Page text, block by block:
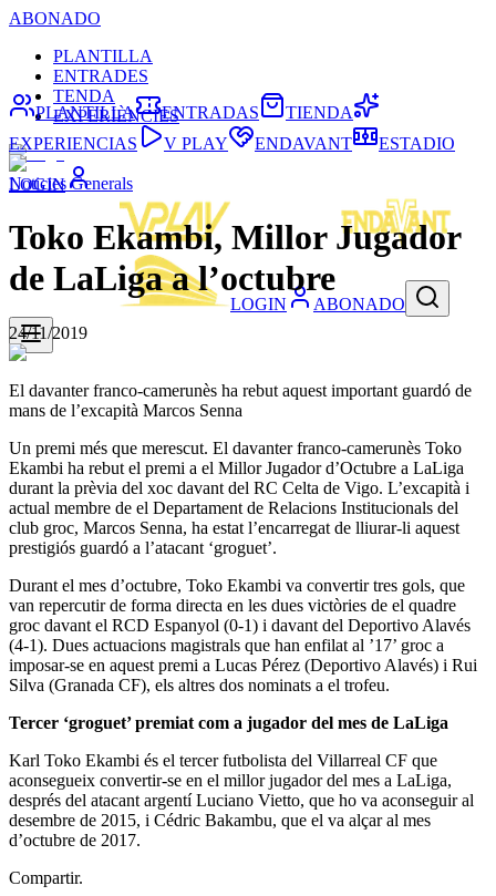
ABONADO
PLANTILLA
ENTRADES
TENDA
EXPERIÈNCIES
LOGIN
LOGIN ABONADO
PLANTILLA ENTRADAS
TIENDA
EXPERIENCIAS
V PLAY ENDAVANT ESTADIO
Noticies Generals
Toko Ekambi, Millor Jugador
de LaLiga a l’octubre
24/11/2019
El davanter franco-camerunès ha rebut aquest important guardó de
mans de l’excapità Marcos Senna
Un premi més que merescut. El davanter franco-camerunès Toko
Ekambi ha rebut el premi a el Millor Jugador d’Octubre a LaLiga
durant la prèvia del xoc davant del RC Celta de Vigo. L’excapità i
actual membre de el Departament de Relacions Institucionals del
club groc, Marcos Senna, ha estat l’encarregat de lliurar-li aquest
prestigiós guardó a l’atacant ‘groguet’.
Durant el mes d’octubre, Toko Ekambi va convertir tres gols, que
van repercutir de forma directa en les dues victòries de el quadre
groc davant el RCD Espanyol (0-1) i davant del Deportivo Alavés
(4-1). Dues actuacions magistrals que han enfilat al ’17’ groc a
imposar-se en aquest premi a Lucas Pérez (Deportivo Alavés) i Rui
Silva (Granada CF), els altres dos nominats a el trofeu.
Tercer ‘groguet’ premiat com a jugador del mes de LaLiga
Karl Toko Ekambi és el tercer futbolista del Villarreal CF que
aconsegueix convertir-se en el millor jugador del mes a LaLiga,
després del atacant argentí Luciano Vietto, que ho va aconseguir al
desembre de 2015, i Cédric Bakambu, que el va alçar al mes
d’octubre de 2017.
Compartir.